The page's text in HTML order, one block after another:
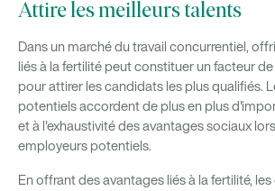
Attire les meilleurs talents
Dans un marché du travail concurrentiel,
liés à la fertilité peut constituer un facteur
pour attirer les candidats les plus qualifiés.
potentiels accordent de plus en plus
et à l'exhaustivité des avantages sociaux
employeurs potentiels.
En offrant des avantages liés à la fertilité,